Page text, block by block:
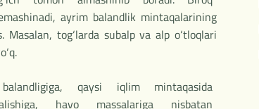
ayrim balandlik mintaqalarining
tog‘larda subalp va alp o‘tloqlari
balandligiga, qaysi iqlim mintaqasida
havo massalariga nisbatan